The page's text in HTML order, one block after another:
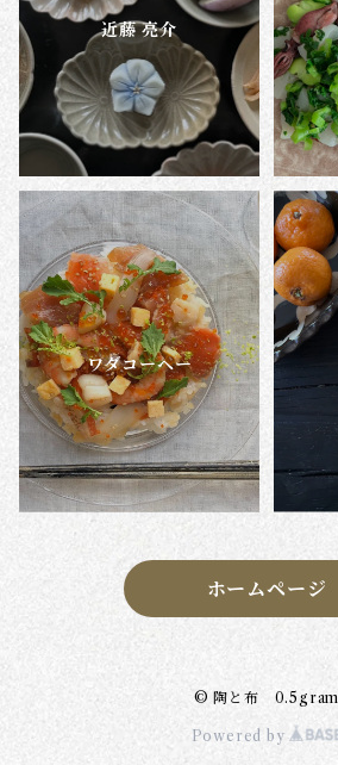
帳･菜の花の小径
霧の朝
真夜中の雨
近藤 亮介
ワダコーヘー
ホームページ
© 陶と布 0.5gram
Powered by